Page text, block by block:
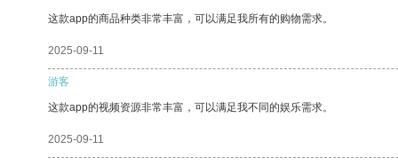
这款app的商品种类非常丰富，可以满足我所有的购物需求。
2025-09-11
游客
这款app的视频资源非常丰富，可以满足我不同的娱乐需求。
2025-09-11